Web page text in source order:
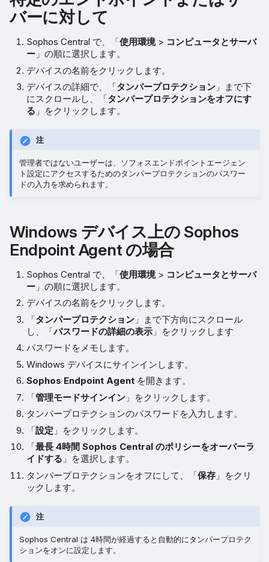
バーに対して
Sophos Central で、「使用環境> コンピュータとサーバ
ー 」の順に選択します。
デバイスの名前をクリックします。
デバイスの詳細で、「タンパープロテクション 」まで下
にスクロールし、「タンパープロテクションをオフにす
る 」をクリックします。
注
管理者ではないユーザーは、ソフォスエンドポイントエージェン
ト設定にアクセスするためのタンパープロテクションのパスワー
ドの入力を求められます。
Windows デバイス上の Sophos
Endpoint Agent の場合
Sophos Central で、「使用環境> コンピュータとサーバ
ー 」の順に選択します。
デバイスの名前をクリックします。
「タンパープロテクション 」まで下方向にスクロール
し、「パスワードの詳細の表示 」をクリックします
パスワードをメモします。
Windows デバイスにサインインします。
Sophos Endpoint Agent を開きます。
「管理モードサインイン 」をクリックします。
タンパープロテクションのパスワードを入力します。
「設定 」をクリックします。
「最長 4時間 Sophos Central のポリシーをオーバーラ
イドする 」を選択します。
タンパープロテクションをオフにして、「保存 」をクリ
ックします。
注
Sophos Central は 4時間が経過すると自動的にタンパープロテク
ションをオンに設定します。